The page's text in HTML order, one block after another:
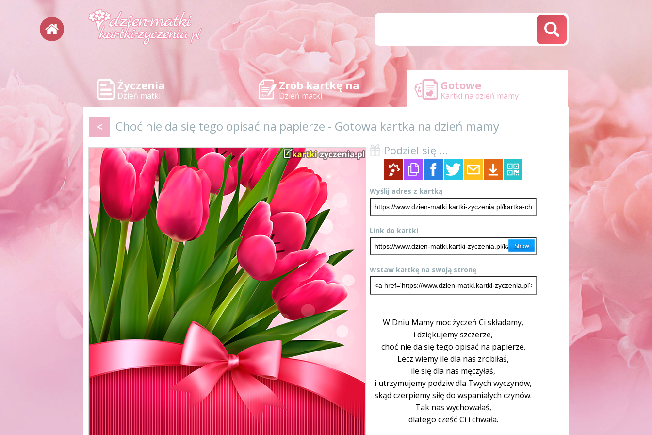
Życzenia
Dzień matki
Zrób kartkę na
Dzień matki
Gotowe
Kartki na dzień mamy
< Choć nie da się tego opisać na papierze - Gotowa kartka na dzień mamy
Podziel się ...
Wyślij adres z kartką
Link do kartki
Wstaw kartkę na swoją stronę
W Dniu Mamy moc życzeń Ci składamy,
i dziękujemy szczerze,
choć nie da się tego opisać na papierze.
Lecz wiemy ile dla nas zrobiłaś,
ile się dla nas męczyłaś,
i utrzymujemy podziw dla Twych wyczynów,
skąd czerpiemy siłę do wspaniałych czynów.
Tak nas wychowałaś,
dlatego cześć Ci i chwała.